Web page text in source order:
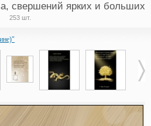
свершений ярких и больших
253 шт.